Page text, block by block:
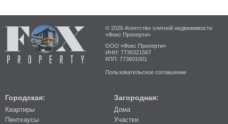
© 2026 Агентство элитной недвижимости
«Фокс Проперти»
ООО «Фокс Проперти»
ИНН: 7736321567
КПП: 773601001
Пользовательское соглашение
Городская:
Квартиры
Пентхаусы
Загородная:
Дома
Участки